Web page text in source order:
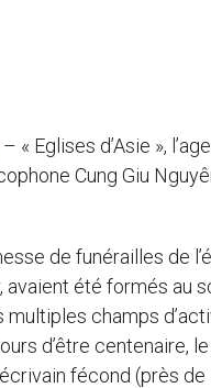
– « Eglises d’Asie »,
Cung Giu
de funérailles de
été formés au
champs
d’être centenaire,
fécond (près